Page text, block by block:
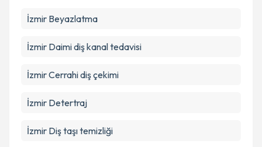
İzmir Beyazlatma
İzmir Daimi diş kanal tedavisi
İzmir Cerrahi diş çekimi
İzmir Detertraj
İzmir Diş taşı temizliği